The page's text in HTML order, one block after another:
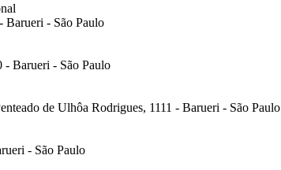
Barueri - São Paulo
Barueri - São Paulo
de Ulhôa Rodrigues, 1111 - Barueri - São Paulo
- São Paulo